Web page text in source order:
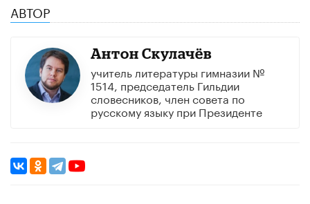
АВТОР
Антон Скулачёв
учитель литературы гимназии №
1514, председатель Гильдии
словесников, член совета по
русскому языку при Президенте